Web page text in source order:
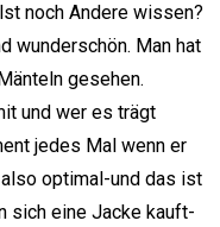
noch Andere wissen?
wunderschön. Man hat
gesehen.
und wer es trägt
jedes Mal wenn er
optimal-und das ist
sich eine Jacke kauft-